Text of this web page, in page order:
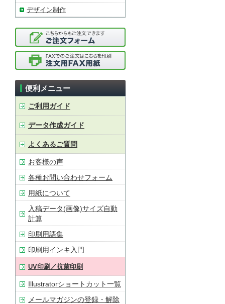
デザイン制作
便利メニュー
ご利用ガイド
データ作成ガイド
よくあるご質問
お客様の声
各種お問い合わせフォーム
用紙について
入稿データ(画像)サイズ自動
計算
印刷用語集
印刷用インキ入門
UV印刷／抗菌印刷
Illustratorショートカット一覧
メールマガジンの登録・解除